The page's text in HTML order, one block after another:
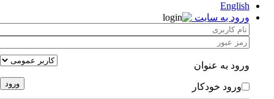
English
ورود به سایت
ورود به عنوان
ورود خودکار